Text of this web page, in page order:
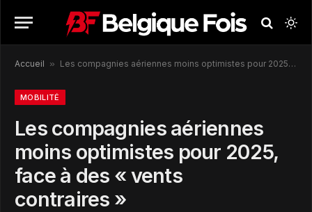
Accueil » Les compagnies aériennes moins optimistes pour 2025, face à des « vents contraires »
MOBILITÉ
Les compagnies aériennes
moins optimistes pour 2025,
face à des « vents
contraires »